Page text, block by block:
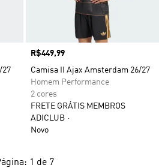
27
Preço
R$449,99
Camisa II Ajax Amsterdam 26/27
Homem Performance
2 cores
FRETE GRÁTIS MEMBROS
ADICLUB
Novo
1 de 7